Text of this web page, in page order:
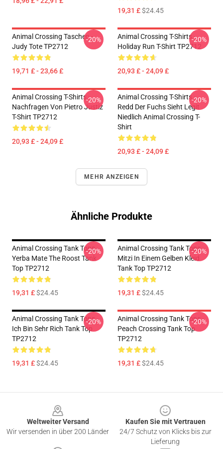
19,31 £$24.45
Animal Crossing Taschen -
Judy Tote TP2712
19,71 £ - 23,66 £
-20%
Animal Crossing T-Shirts -
Holiday Run T-Shirt TP2712
20,93 £ - 24,09 £
-20%
Animal Crossing T-Shirts -
Nachfragen Von Pietro Justiz
T-Shirt TP2712
20,93 £ - 24,09 £
-20%
Animal Crossing T-Shirts -
Redd Der Fuchs Sieht Legit
Niedlich Animal Crossing T-
Shirt
20,93 £ - 24,09 £
-20%
MEHR ANZEIGEN
Ähnliche Produkte
Animal Crossing Tank Tops -
Yerba Mate The Roost Tank
Top TP2712
19,31 £$24.45
-20%
Animal Crossing Tank Tops -
Mitzi In Einem Gelben Kleid
Tank Top TP2712
19,31 £$24.45
-20%
Animal Crossing Tank Tops -
Ich Bin Sehr Rich Tank Top
TP2712
19,31 £$24.45
-20%
Animal Crossing Tank Tops -
Peach Crossing Tank Top
TP2712
19,31 £$24.45
-20%
Weltweiter Versand
Wir versenden in über 200 Länder
Kaufen Sie mit Vertrauen
24/7 Schutz von Klicks bis zur
Lieferung